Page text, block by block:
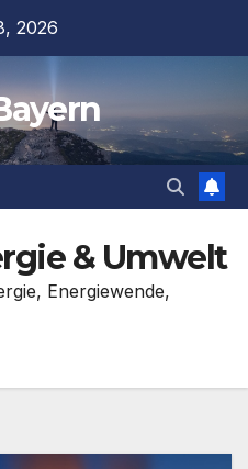
2026
& Umwelt
Energiewende,